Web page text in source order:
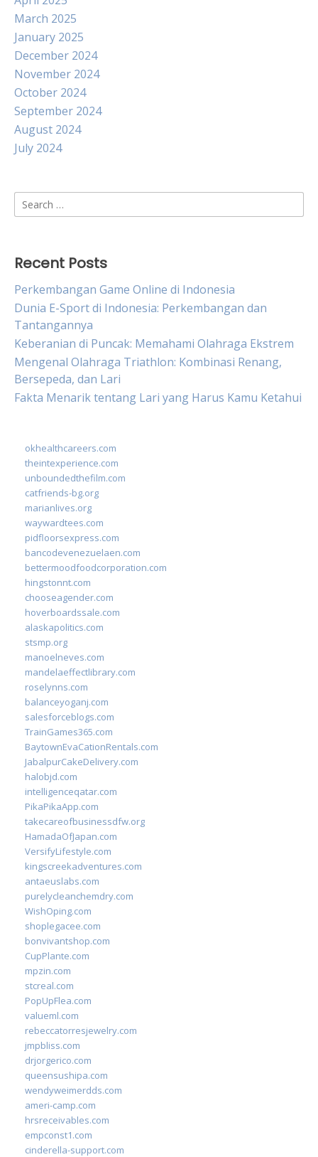
March 2025
January 2025
December 2024
November 2024
October 2024
September 2024
August 2024
July 2024
Search
for:
Recent Posts
Perkembangan Game Online di Indonesia
Dunia E-Sport di Indonesia: Perkembangan dan
Tantangannya
Keberanian di Puncak: Memahami Olahraga Ekstrem
Mengenal Olahraga Triathlon: Kombinasi Renang,
Bersepeda, dan Lari
Fakta Menarik tentang Lari yang Harus Kamu Ketahui
okhealthcareers.com
theintexperience.com
unboundedthefilm.com
catfriends-bg.org
marianlives.org
waywardtees.com
pidfloorsexpress.com
bancodevenezuelaen.com
bettermoodfoodcorporation.com
hingstonnt.com
chooseagender.com
hoverboardssale.com
alaskapolitics.com
stsmp.org
manoelneves.com
mandelaeffectlibrary.com
roselynns.com
balanceyoganj.com
salesforceblogs.com
TrainGames365.com
BaytownEvaCationRentals.com
JabalpurCakeDelivery.com
halobjd.com
intelligenceqatar.com
PikaPikaApp.com
takecareofbusinessdfw.org
HamadaOfJapan.com
VersifyLifestyle.com
kingscreekadventures.com
antaeuslabs.com
purelycleanchemdry.com
WishOping.com
shoplegacee.com
bonvivantshop.com
CupPlante.com
mpzin.com
stcreal.com
PopUpFlea.com
valueml.com
rebeccatorresjewelry.com
jmpbliss.com
drjorgerico.com
queensushipa.com
wendyweimerdds.com
ameri-camp.com
hrsreceivables.com
empconst1.com
cinderella-support.com